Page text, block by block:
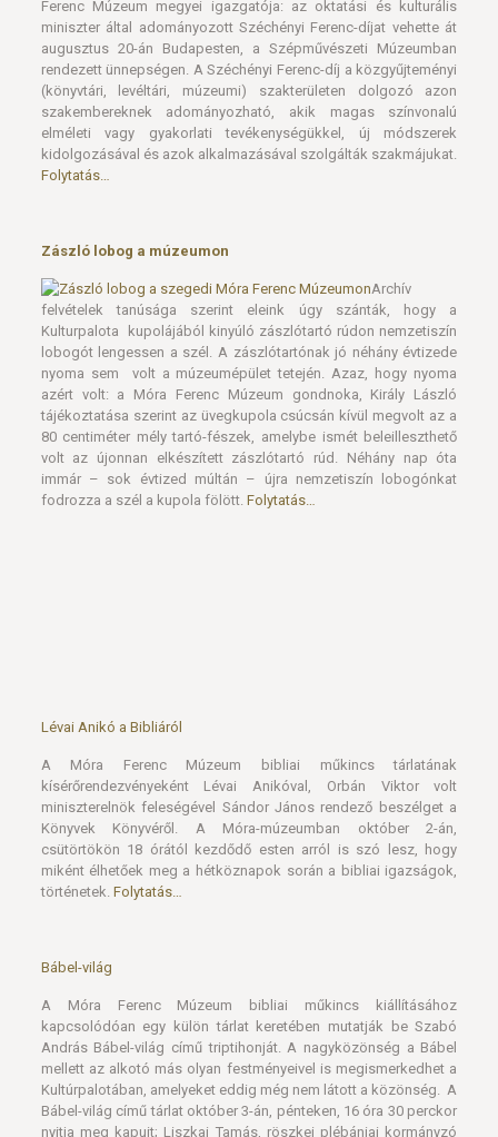
Ferenc Múzeum megyei igazgatója: az oktatási és kulturális
miniszter által adományozott Széchényi Ferenc-díjat vehette át
augusztus 20-án Budapesten, a Szépművészeti Múzeumban
rendezett ünnepségen. A Széchényi Ferenc-díj a közgyűjteményi
(könyvtári, levéltári, múzeumi) szakterületen dolgozó azon
szakembereknek adományozható, akik magas színvonalú
elméleti vagy gyakorlati tevékenységükkel, új módszerek
kidolgozásával és azok alkalmazásával szolgálták szakmájukat.
Folytatás…
Zászló lobog a múzeumon
Archív
felvételek tanúsága szerint eleink úgy szánták, hogy a
Kulturpalota kupolájából kinyúló zászlótartó rúdon nemzetiszín
lobogót lengessen a szél. A zászlótartónak jó néhány évtizede
nyoma sem volt a múzeumépület tetején. Azaz, hogy nyoma
azért volt: a Móra Ferenc Múzeum gondnoka, Király László
tájékoztatása szerint az üvegkupola csúcsán kívül megvolt az a
80 centiméter mély tartó-fészek, amelybe ismét beleilleszthető
volt az újonnan elkészített zászlótartó rúd. Néhány nap óta
immár – sok évtized múltán – újra nemzetiszín lobogónkat
fodrozza a szél a kupola fölött. Folytatás…
Lévai Anikó a Bibliáról
A Móra Ferenc Múzeum bibliai műkincs tárlatának
kísérőrendezvényeként Lévai Anikóval, Orbán Viktor volt
miniszterelnök feleségével Sándor János rendező beszélget a
Könyvek Könyvéről. A Móra-múzeumban október 2-án,
csütörtökön 18 órától kezdődő esten arról is szó lesz, hogy
miként élhetőek meg a hétköznapok során a bibliai igazságok,
történetek. Folytatás…
Bábel-világ
A Móra Ferenc Múzeum bibliai műkincs kiállításához
kapcsolódóan egy külön tárlat keretében mutatják be Szabó
András Bábel-világ című triptihonját. A nagyközönség a Bábel
mellett az alkotó más olyan festményeivel is megismerkedhet a
Kultúrpalotában, amelyeket eddig még nem látott a közönség. A
Bábel-világ című tárlat október 3-án, pénteken, 16 óra 30 perckor
nyitja meg kapuit; Liszkai Tamás, röszkei plébániai kormányzó